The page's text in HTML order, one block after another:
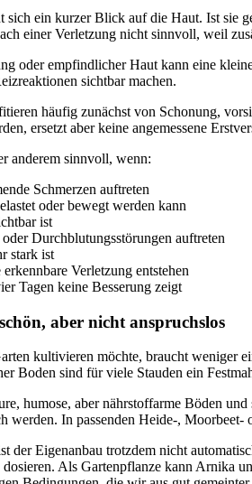
ein kurzer Blick auf die Haut. Ist sie
einer Verletzung nicht sinnvoll, weil
oder empfindlicher Haut kann eine
sichtbar machen.
häufig zunächst von Schonung,
ersetzt aber keine angemessene
anderem sinnvoll, wenn:
Schmerzen auftreten
oder bewegt werden kann
ist
Durchblutungsstörungen auftreten
stark ist
Verletzung entstehen
Tagen keine Besserung zeigt
aber nicht anspruchslos
kultivieren möchte, braucht weniger
Boden sind für viele Stauden ein
humose, aber nährstoffarme Böden
werden. In passenden Heide-, Moorbeet-
der Eigenanbau trotzdem nicht
Als Gartenpflanze kann Arnika